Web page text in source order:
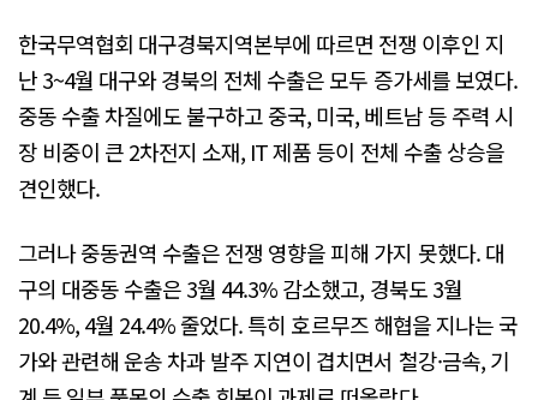
한국무역협회 대구경북지역본부에 따르면 전쟁 이후인 지
난 3~4월 대구와 경북의 전체 수출은 모두 증가세를 보였다.
중동 수출 차질에도 불구하고 중국, 미국, 베트남 등 주력 시
장 비중이 큰 2차전지 소재, IT 제품 등이 전체 수출 상승을
견인했다.
그러나 중동권역 수출은 전쟁 영향을 피해 가지 못했다. 대
구의 대중동 수출은 3월 44.3% 감소했고, 경북도 3월
20.4%, 4월 24.4% 줄었다. 특히 호르무즈 해협을 지나는 국
가와 관련해 운송 차과 발주 지연이 겹치면서 철강·금속, 기